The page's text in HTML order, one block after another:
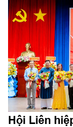
phường và đại
Hội Liên